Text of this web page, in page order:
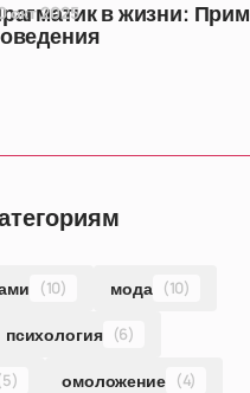
в жизни:
окт 2025
(10) мода (10)
психология (6)
омоложение (4)